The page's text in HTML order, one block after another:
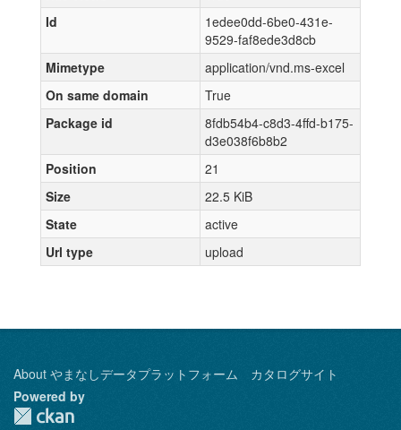
Id
1edee0dd-6be0-431e-
9529-faf8ede3d8cb
Mimetype
application/vnd.ms-excel
On same domain
True
Package id
8fdb54b4-c8d3-4ffd-b175-
d3e038f6b8b2
Position
21
Size
22.5 KiB
State
active
Url type
upload
About やまなしデータプラットフォーム カタログサイト
Powered by